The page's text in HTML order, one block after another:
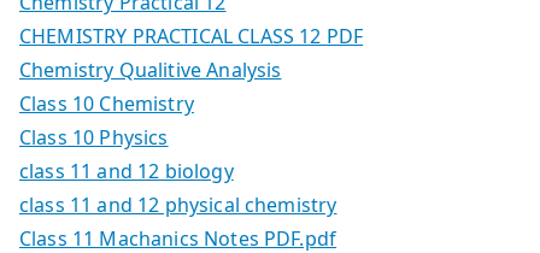
CHEMISTRY PRACTICAL CLASS 12 PDF
Chemistry Qualitive Analysis
Class 10 Chemistry
Class 10 Physics
class 11 and 12 biology
class 11 and 12 physical chemistry
Class 11 Machanics Notes PDF.pdf